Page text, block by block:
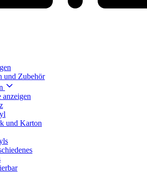
und Zubehör
anzeigen
und Karton